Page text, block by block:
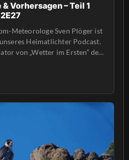
Vorhersagen – Teil 1
Meteorologe Sven Plöger ist
Heimatlichter Podcast.
von „Wetter im Ersten“ der
bekannt und beliebt.
Wetterphänomenen,
Wetter-Apps und darum, […]